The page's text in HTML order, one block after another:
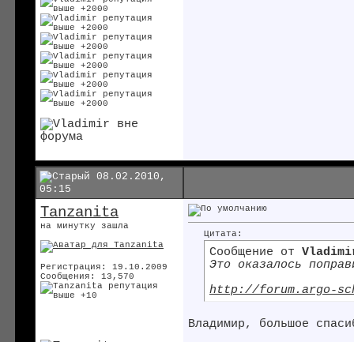
08.02.2010,
05:15
Tanzanita
на минутку зашла
Регистрация: 19.10.2009
Сообщения: 13,570
Цитата:
Сообщение от
Это оказалось
http://forum.argo-
Владимир, большое